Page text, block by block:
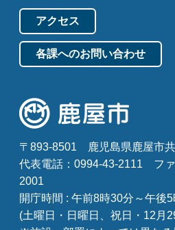
アクセス
各課へのお問い合わせ
〒893-8501
鹿児島県鹿屋市
代表電話：0994-43-2111
フ
2001
開庁時間 : 午前8時30分～午後
(土曜日・日曜日、祝日・12月